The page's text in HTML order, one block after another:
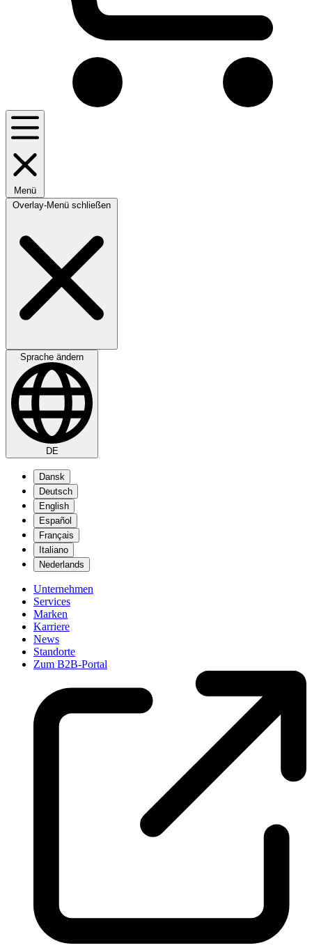
Menü
Overlay-Menü schließen
Sprache ändern
DE
Dansk
Deutsch
English
Español
Français
Italiano
Nederlands
Unternehmen
Services
Marken
Karriere
News
Standorte
Zum B2B-Portal